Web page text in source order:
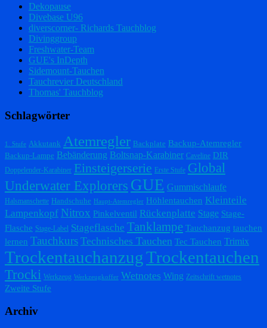
Dekopause
Divebase U96
diverscorner- Richards Tauchblog
Divinggroup
Freshwater-Team
GUE's InDepth
Sidemount-Tauchen
Tauchrevier Deutschland
Thomas' Tauchblog
Schlagwörter
1. Stufe Akkutank Atemregler Backplate Backup-Atemregler
Backup-Lampe Bebänderung Boltsnap-Karabiner Caveline DIR
Doppelender-Karabiner Einsteigerserie Erste Stufe Global
Underwater Explorers GUE Gummischlaufe
Halsmanschette Handschuhe Haupt-Atemregler Höhlentauchen Kleinteile
Lampenkopf Nitrox Pinkelventil Rückenplatte Stage Stage-
Flasche Stage-Label Stageflasche Tanklampe Tauchanzug tauchen
lernen Tauchkurs Technisches Tauchen Tec Tauchen Trimix
TrockentauchanzugTrockentauchen
Trocki Werkzeug Werkzeugkoffer Wetnotes Wing Zeitschrift wetnotes
Zweite Stufe
Archiv